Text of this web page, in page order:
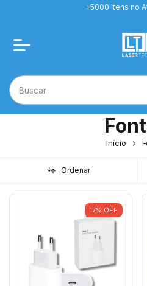
+5000 Itens no
Início
Ordenar
17% OFF